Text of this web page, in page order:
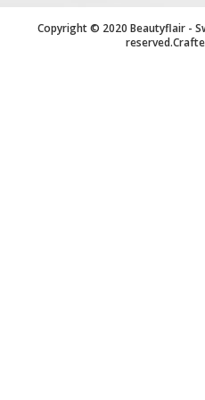
Copyright © 2020 Beautyflair -